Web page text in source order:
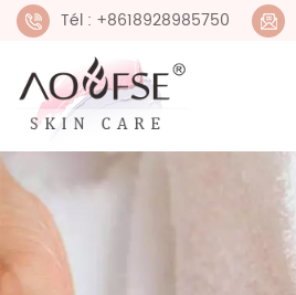
Tél : +8618928985750